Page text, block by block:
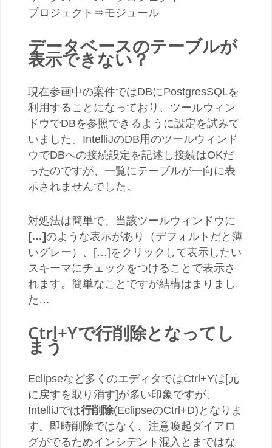
プロジェクト⇒モジュール
データベースのテーブルが
表示できない？
現在参画中の案件ではDBにPostgresSQLを
利用することになっており、ツールウィン
ドウでDBを参照できるように設定を試みて
いました。IntelliJのDB用のツールウィンド
ウでDBへの接続設定を記述し接続はOKだ
ったのですが、一覧にテーブルが一向に表
示されませんでした。
対処法は簡単で、当該ツールウィンドウに
[…]のような表示があり（デフォルトだと薄
いグレー）、[…]をクリックして表示したい
スキーマにチェックをつけることで表示さ
れます。簡単なことですが結構はまりまし
た…
Ctrl+Yで行削除となってし
まう
Eclipseなど多くのエディタではCtrl+Yは[元
に戻すを取り消す]が多い印象ですが、
IntelliJでは行削除(EclipseのCtrl+D)となりま
す。即時削除ではなく、注意喚起ダイアロ
グがでるためインシデント混入とまではな